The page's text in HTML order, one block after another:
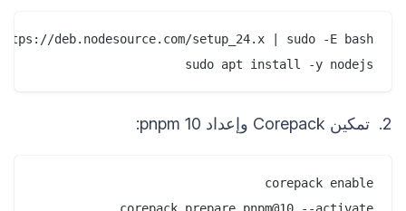
sudo apt install -y nodejs
2. تمكين Corepack وإعداد pnpm 10:
corepack prepare pnpm@10 --activate